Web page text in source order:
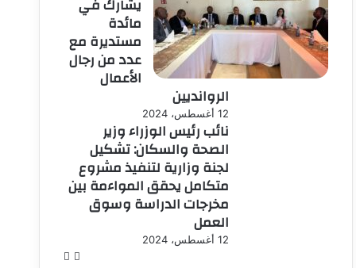
يشارك في
مائدة
مستديرة مع
عدد من رجال
الأعمال
الروانديين
12 أغسطس، 2024
نائب رئيس الوزراء وزير
الصحة والسكان: تشكيل
لجنة وزارية لتنفيذ مشروع
متكامل يحقق المواءمة بين
مخرجات الدراسة وسوق
العمل
12 أغسطس، 2024
الصفحة